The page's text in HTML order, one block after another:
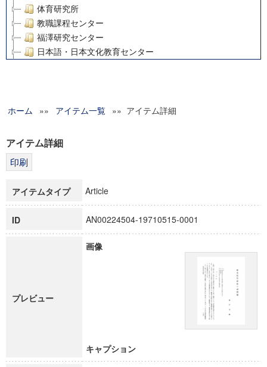
体育研究所
教職課程センター
福澤研究センター
日本語・日本文化教育センター
グローバルリサーチインスティテュート
科学研究費補助金研究成果報告書
博士課程教育リーディングプログラム「超成熟社会発展のサ
ホーム »» アイテム一覧 »» アイテム詳細
アイテム詳細
アイテムタイプ Article
ID AN00224504-19710515-0001
プレビュー
画像
キャプション